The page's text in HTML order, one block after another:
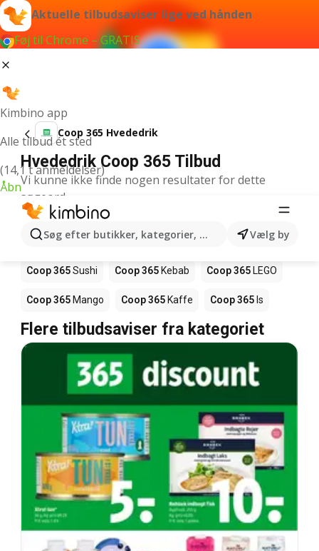
Aktuelle tilbudsaviser lige ved hånden
Føj til Chrome – GRATIS
Kimbino app
Alle tilbud ét sted
(14,1 t anmeldelser)
Åbn
Søg efter butikker, kategorier, produkter...Vælg by
Coop 365 Hvededrik
Hvededrik Coop 365 Tilbud
Vi kunne ikke finde nogen resultater for dette
søgeord.
Andre produkter i butikker Coop 365
Coop 365Pizza Coop 365Magasin
Coop 365Sushi Coop 365 Kebab Coop 365 LEGO
Coop 365 Mango Coop 365 Kaffe Coop 365 Is
Flere tilbudsaviser fra kategoriet